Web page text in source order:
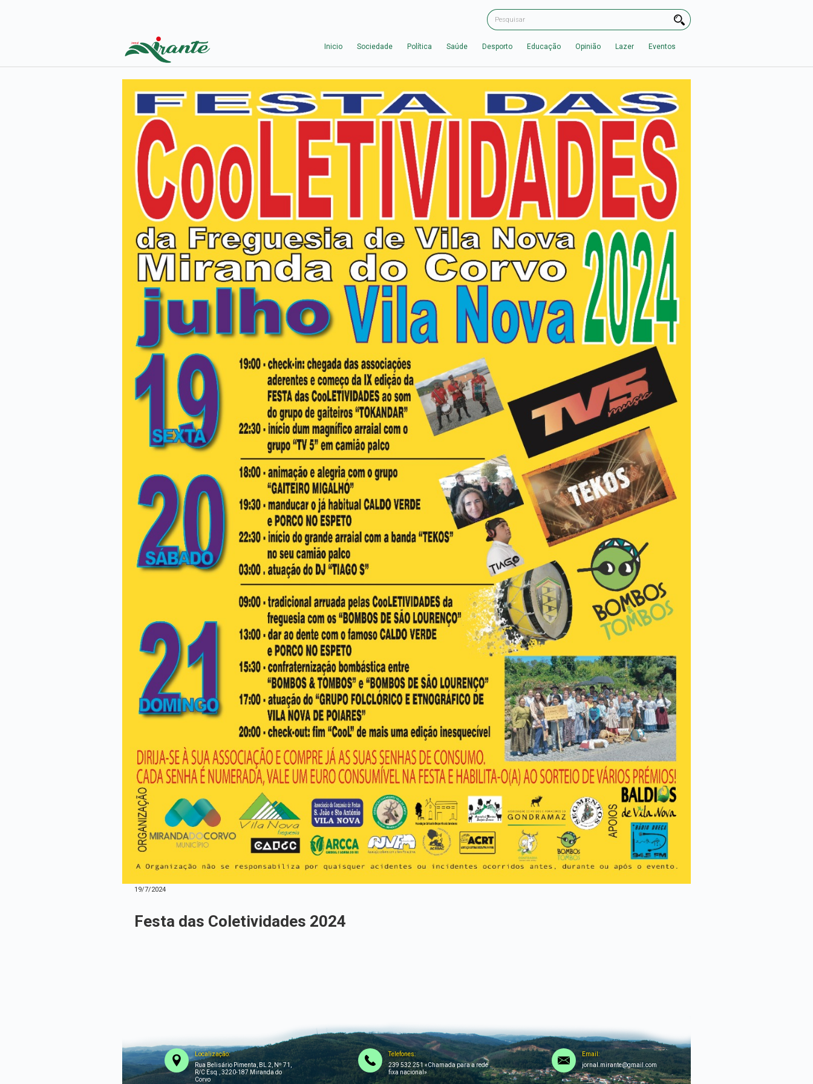
Inicio Sociedade Política Saúde Desporto Educação Opinião Lazer Eventos
19/7/2024
Festa das Coletividades 2024
Localização:
Rua Belisário Pimenta, BL 2, Nº 71,
R/C Esq., 3220-187 Miranda do
Corvo
Telefones:
239 532 251 «Chamada para a rede
fixa nacional»
Email:
jornal.mirante@gmail.com